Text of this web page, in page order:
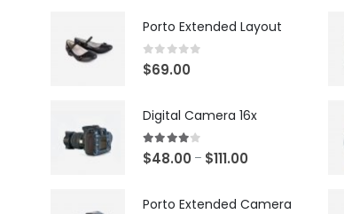
Porto Extended Layout
0 out of 5
$69.00
Digital Camera 16x
4.00 out of 5
$48.00 – $111.00
Porto Extended Camera